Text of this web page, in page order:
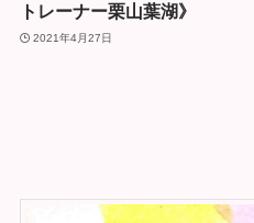
トレーナー栗山葉湖》
2021年4月27日